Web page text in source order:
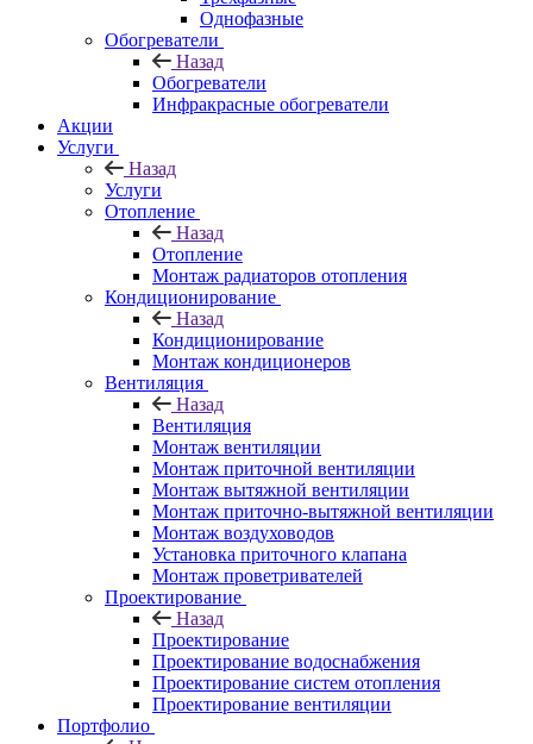
Однофазные
Обогреватели
Назад
Обогреватели
Инфракрасные обогреватели
Акции
Услуги
Назад
Услуги
Отопление
Назад
Отопление
Монтаж радиаторов отопления
Кондиционирование
Назад
Кондиционирование
Монтаж кондиционеров
Вентиляция
Назад
Вентиляция
Монтаж вентиляции
Монтаж приточной вентиляции
Монтаж вытяжной вентиляции
Монтаж приточно-вытяжной вентиляции
Монтаж воздуховодов
Установка приточного клапана
Монтаж проветривателей
Проектирование
Назад
Проектирование
Проектирование водоснабжения
Проектирование систем отопления
Проектирование вентиляции
Портфолио